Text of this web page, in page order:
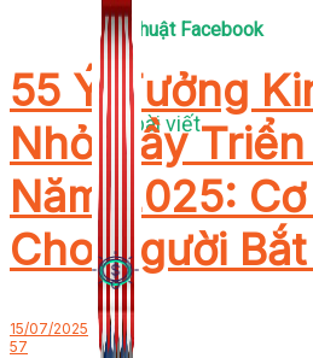
Thủ Thuật Facebook
536 bài viết
55 Ý Tưởng
Nhỏ Đầy
Năm 2025:
Cho Người
15/07/2025
57